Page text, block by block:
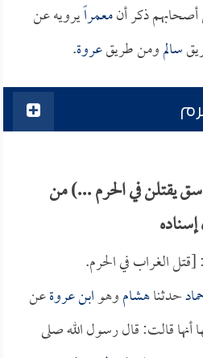
ذكر أنمعمراًيرويه عن
سالمومن طريقعروة.
يقتلن في الحرم ...) من
[قتل الغراب في الحرم.
حدثناهشاموهوابن عروةعن
أنها قالت: قال رسول الله صلى